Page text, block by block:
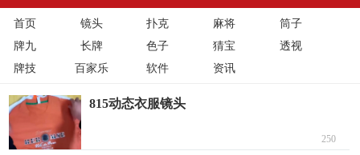
首页 镜头 扑克 麻将
筒子
牌九
长牌 色子 猜宝
透视
牌技
百家乐 软件 资讯
815动态衣服镜头
250